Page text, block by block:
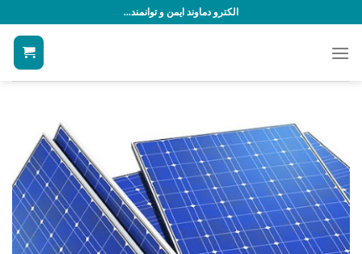
محتوا
الکترو دماوند ایمن و توانمند...